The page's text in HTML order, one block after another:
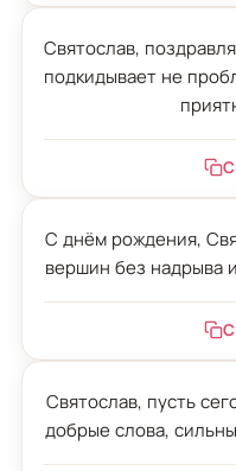
Святослав,
подкидывает не
С днём рождения,
вершин без надрыва
Святослав, пусть
добрые слова,